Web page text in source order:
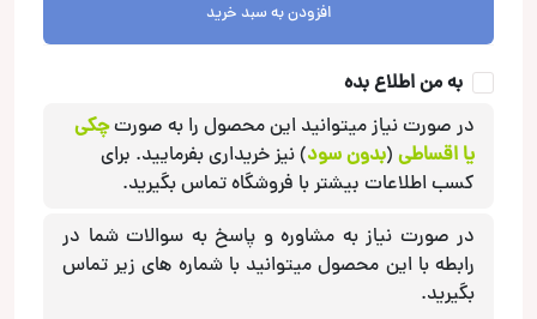
افزودن به سبد خرید
به من اطلاع بده
در صورت نیاز میتوانید این محصول را به صورتچکی
یا اقساطی (بدون سود) نیز خریداری بفرمایید. برای
کسب اطلاعات بیشتر با فروشگاه تماس بگیرید.
در صورت نیاز به مشاوره و پاسخ به سوالات شما در
رابطه با این محصول میتوانید با شماره های زیر تماس
بگیرید.